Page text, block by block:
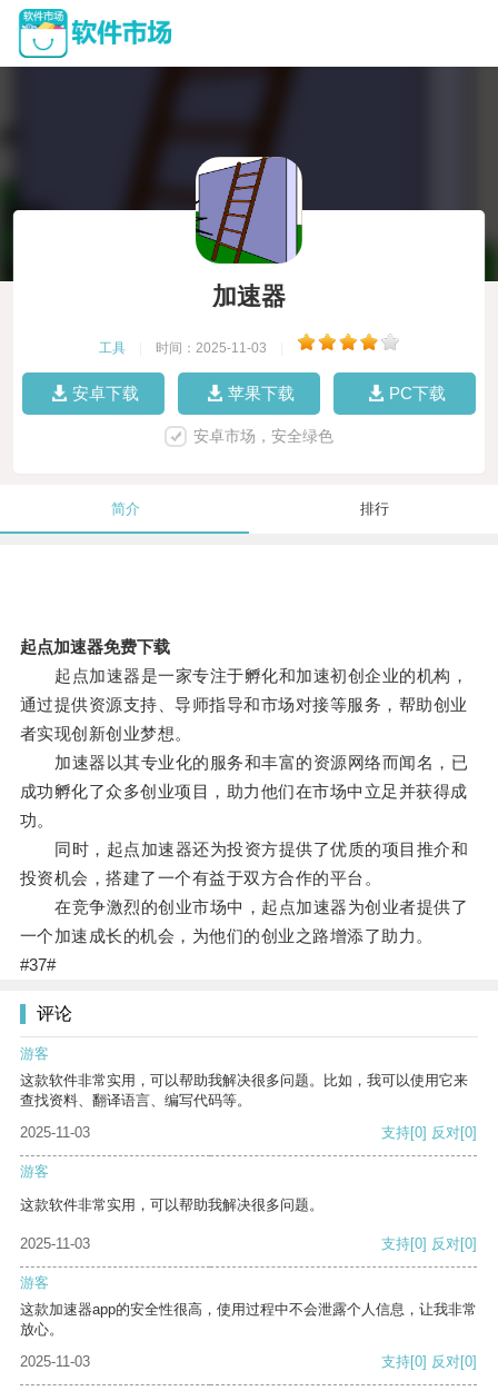
加速器
工具 时间：2025-11-03
安卓下载 苹果下载 PC下载
安卓市场，安全绿色
简介 排行
起点加速器免费下载
起点加速器是一家专注于孵化和加速初创企业的机构，
通过提供资源支持、导师指导和市场对接等服务，帮助创业
者实现创新创业梦想。
加速器以其专业化的服务和丰富的资源网络而闻名，已
成功孵化了众多创业项目，助力他们在市场中立足并获得成
功。
同时，起点加速器还为投资方提供了优质的项目推介和
投资机会，搭建了一个有益于双方合作的平台。
在竞争激烈的创业市场中，起点加速器为创业者提供了
一个加速成长的机会，为他们的创业之路增添了助力。
#37#
评论
游客
这款软件非常实用，可以帮助我解决很多问题。比如，我可以使用它来
查找资料、翻译语言、编写代码等。
2025-11-03
支持[0] 反对[0]
游客
这款软件非常实用，可以帮助我解决很多问题。
2025-11-03 支持[0] 反对[0]
游客
这款加速器app的安全性很高，使用过程中不会泄露个人信息，让我非常
放心。
2025-11-03
支持[0] 反对[0]